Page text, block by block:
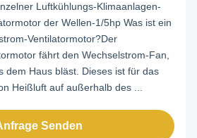
Luftkühlungs-Klimaanlagen-
der Wellen-1/5hp Was ist ein
Ventilatormotor?Der
fährt den Wechselstrom-Fan,
dem Haus bläst. Dieses ist für das
Heißluft auf außerhalb des ...
Senden